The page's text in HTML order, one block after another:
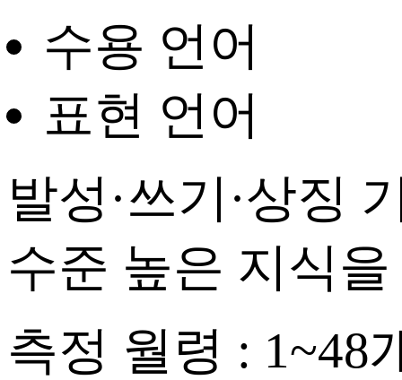
수용 언어
표현 언어
발성·쓰기·상징
수준 높은 지식
측정 월령 : 1~48